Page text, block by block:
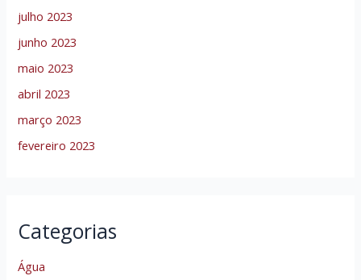
julho 2023
junho 2023
maio 2023
abril 2023
março 2023
fevereiro 2023
Categorias
Água